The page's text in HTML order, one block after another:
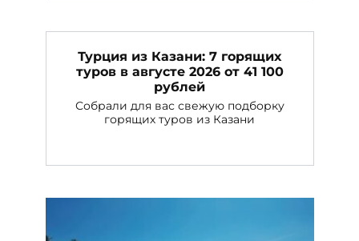
Турция из Казани: 7 горящих
туров в августе 2026 от 41 100
рублей
Собрали для вас свежую подборку
горящих туров из Казани